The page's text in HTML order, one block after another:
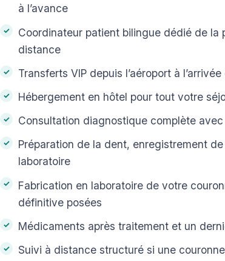
à l’avance
Coordinateur patient bilingue dédié de la
distance
Transferts VIP depuis l’aéroport à
Hébergement en hôtel pour tout votre
Consultation diagnostique complète
Préparation de la dent, enregistrement
laboratoire
Fabrication en laboratoire de votre
définitive posées
Médicaments après traitement et un
Suivi à distance structuré si une